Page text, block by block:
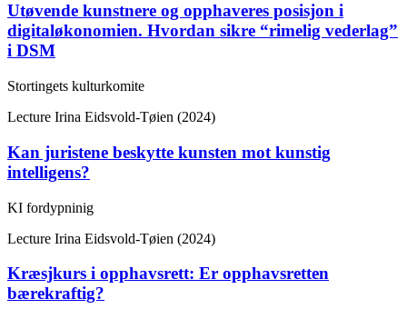
Utøvende kunstnere og opphaveres posisjon i
digitaløkonomien. Hvordan sikre “rimelig vederlag”
i DSM
Stortingets kulturkomite
Lecture Irina Eidsvold-Tøien (2024)
Kan juristene beskytte kunsten mot kunstig
intelligens?
KI fordypninig
Lecture Irina Eidsvold-Tøien (2024)
Kræsjkurs i opphavsrett: Er opphavsretten
bærekraftig?